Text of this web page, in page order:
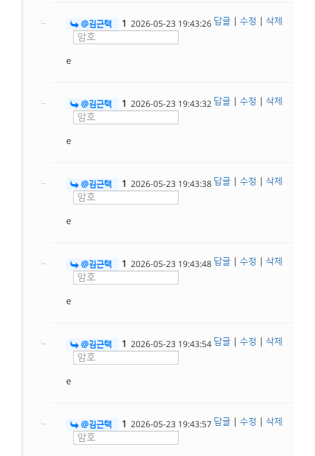
@김근택 1 2026-05-23 19:43:26
e
답글 수정 삭제
@김근택 1 2026-05-23 19:43:32
e
답글 수정 삭제
@김근택 1 2026-05-23 19:43:38
e
답글 수정 삭제
@김근택 1 2026-05-23 19:43:48
e
답글 수정 삭제
@김근택 1 2026-05-23 19:43:54
e
답글 수정 삭제
@김근택 1 2026-05-23 19:43:57 답글 수정 삭제